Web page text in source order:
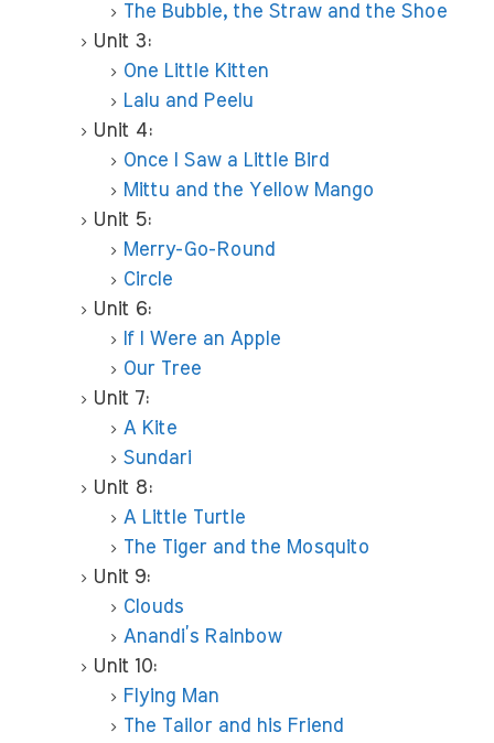
The Bubble, the Straw and the Shoe
Unit 3:
One Little Kitten
Lalu and Peelu
Unit 4:
Once I Saw a Little Bird
Mittu and the Yellow Mango
Unit 5:
Merry-Go-Round
Circle
Unit 6:
If I Were an Apple
Our Tree
Unit 7:
A Kite
Sundari
Unit 8:
A Little Turtle
The Tiger and the Mosquito
Unit 9:
Clouds
Anandi’s Rainbow
Unit 10:
Flying Man
The Tailor and his Friend